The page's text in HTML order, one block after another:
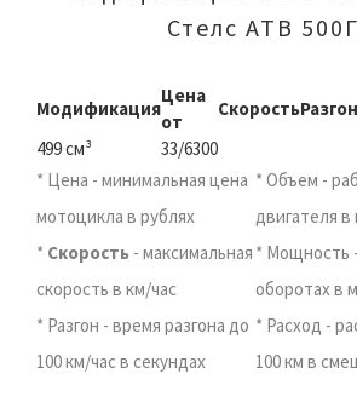
Стелс АТВ
Модификация
Цена
от
СкоростьРазгон
499 см³
33/6300
* Цена - минимальная цена
мотоцикла в рублях
* Скорость - максимальная
скорость в км/час
* Разгон - время разгона до
100 км/час в секундах
* Объем -
двигателя в
* Мощность
оборотах в
* Расход -
100 км в